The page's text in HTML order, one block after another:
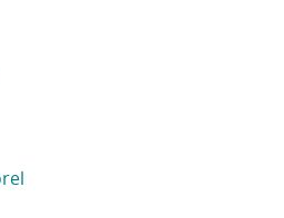
av
steriltekniska
terapi vid